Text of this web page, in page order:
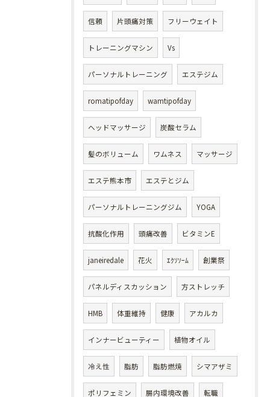
信頼 片頭痛対策 フリーウェイト
トレーニングマシン Vs
パーソナルトレーニング エステジム
romatipofday wamtipofday
ヘッドマッサージ 炭酸セラム
髪のボリューム ワムネス マッサージ
エステ熊本市 エステとジム
パーソナルトレーニングジム YOGA
抗酸化作用 頭痛改善 ビタミンE
janeiredale 花火 ｴｸｿｿｰﾑ 創業祭
パネルディスカッション 方ストレッチ
HMB 体重維持 健康 アカルカ
インナービューティー 植物オイル
冷え性 脂肪 脂肪燃焼 シマアザミ
ポリフェミン 腸内環境改善 転職